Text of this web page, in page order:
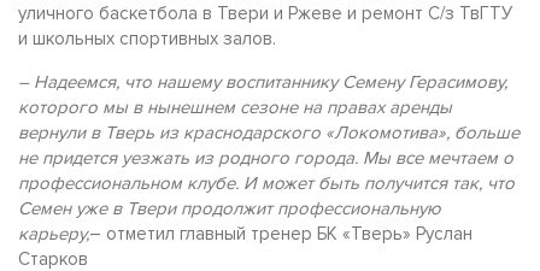
уличного баскетбола в Твери и Ржеве и ремонт С/з ТвГТУ
и школьных спортивных залов.
– Надеемся, что нашему воспитаннику Семену Герасимову,
которого мы в нынешнем сезоне на правах аренды
вернули в Тверь из краснодарского «Локомотива», больше
не придется уезжать из родного города. Мы все мечтаем о
профессиональном клубе. И может быть получится так, что
Семен уже в Твери продолжит профессиональную
карьеру,– отметил главный тренер БК «Тверь» Руслан
Старков